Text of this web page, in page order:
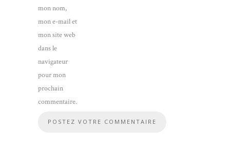
mon nom,
mon e-mail et
mon site web
dans le
navigateur
pour mon
prochain
commentaire.